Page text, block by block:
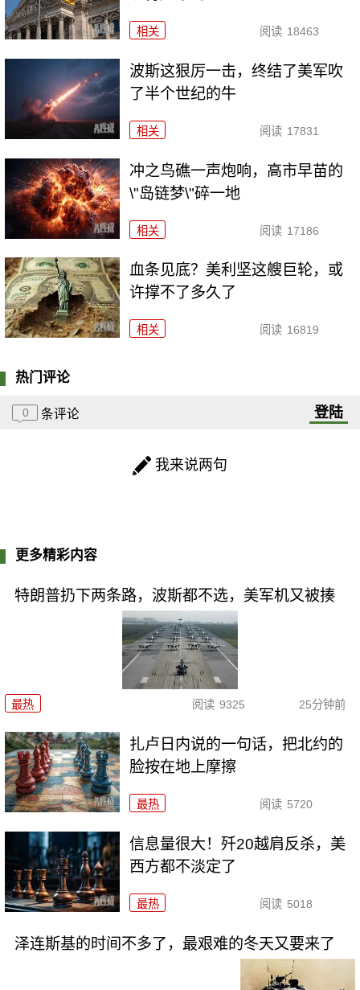
相关 阅读 18463
波斯这狠厉一击，终结了美军吹
了半个世纪的牛
相关 阅读 17831
冲之鸟礁一声炮响，高市早苗的
\"岛链梦\"碎一地
相关 阅读 17186
血条见底？美利坚这艘巨轮，或
许撑不了多久了
相关 阅读 16819
热门评论
0 条评论 登陆
我来说两句
更多精彩内容
特朗普扔下两条路，波斯都不选，美军机又被揍
最热 阅读 9325 25分钟前
扎卢日内说的一句话，把北约的
脸按在地上摩擦
最热 阅读 5720
信息量很大！歼20越肩反杀，美
西方都不淡定了
最热 阅读 5018
泽连斯基的时间不多了，最艰难的冬天又要来了